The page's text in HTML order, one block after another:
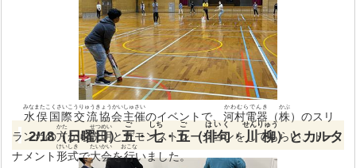
水俣国際交流協会
みなまたこくさいこうりゅうきょうかい
主催
しゅさい
のイベントで、河村電器
かわむらでんき
（株
かぶ
）のスリ
ランカの方
かた
から説明
せつめい
とデモンストレーションをしてもらい、トー
ナメント形式
けいしき
で大会
たいかい
を行
おこな
いました。
2/18（日曜日）五
ご
・七
しち
・五
ご
（俳句
はいく
・川柳
せんりゅう
）とカルタ